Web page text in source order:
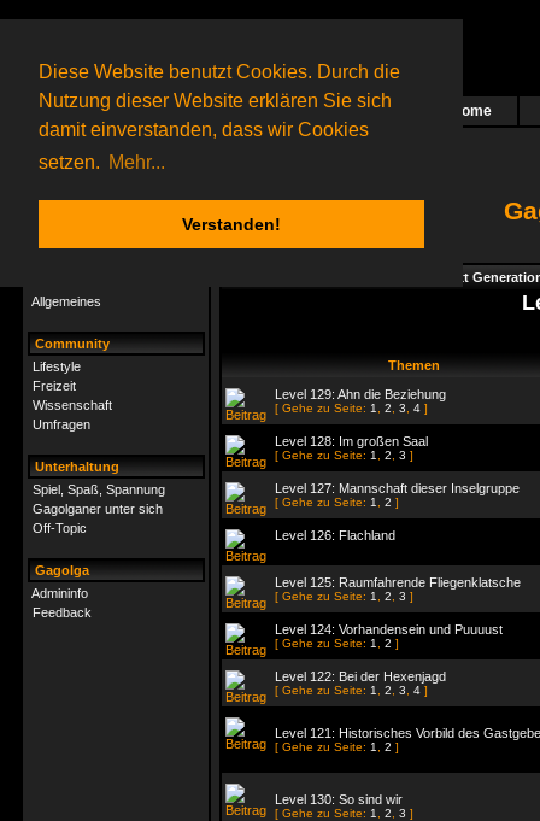
Diese Website benutzt Cookies. Durch die
Nutzung dieser Website erklären Sie sich
damit einverstanden, dass wir Cookies
setzen. Mehr...
Verstanden!
Das nächste Rätsel ist in Arbeit Home
67 Gagolganeronline(0 registrierte und 67 Gäste)
Gagolganer:
9732Rätsel online:
Allgemeines
Community
Lifestyle
Freizeit
Wissenschaft
Umfragen
Unterhaltung
Spiel, Spaß, Spannung
Gagolganer unter sich
Off-Topic
Gagolga
Admininfo
Feedback
Gagolga - Next
Themen
Level 129: Ahn die Beziehung
[ Gehe zu Seite: 1 2 3 4 ]
Level 128: Im großen Saal
[ Gehe zu Seite: 1 2 3 ]
Level 127: Mannschaft dieser Inselgruppe
[ Gehe zu Seite: 1 2 ]
Level 126: Flachland
Level 125: Raumfahrende Fliegenklatsche
[ Gehe zu Seite: 1 2 3 ]
Level 124: Vorhandensein und Puuuust
[ Gehe zu Seite: 1 2 ]
Level 122: Bei der Hexenjagd
[ Gehe zu Seite: 1 2 3 4 ]
Level 121: Historisches Vorbild des
[ Gehe zu Seite: 1 2 ]
Level 130: So sind wir
[ Gehe zu Seite: 1 2 3 ]